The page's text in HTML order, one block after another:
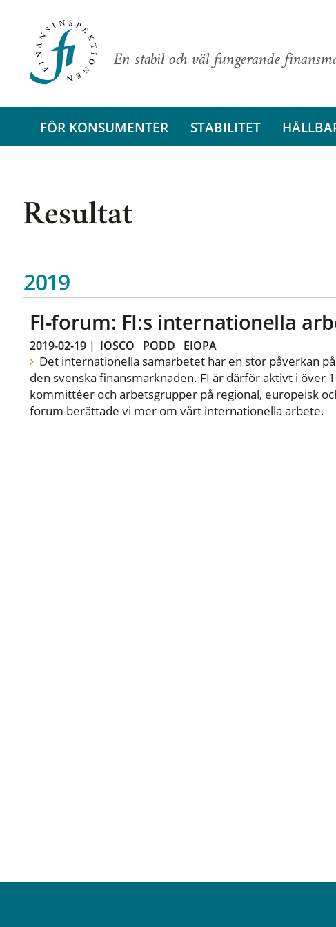
En stabil och väl fungerande
FÖR KONSUMENTER STABILITET
Resultat
2019
FI-forum: FI:s internationella
2019-02-19| IOSCO PODD EIOPA
Det internationella samarbetet har en stor påverkan
den svenska finansmarknaden. FI är därför aktivt i över
kommittéer och arbetsgrupper på regional, europeisk
forum berättade vi mer om vårt internationella arbete.